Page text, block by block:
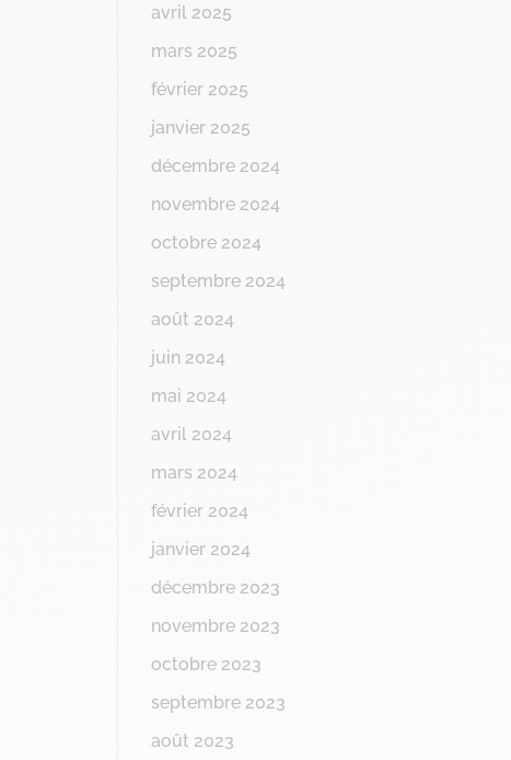
avril 2025
mars 2025
février 2025
janvier 2025
décembre 2024
novembre 2024
octobre 2024
septembre 2024
août 2024
juin 2024
mai 2024
avril 2024
mars 2024
février 2024
janvier 2024
décembre 2023
novembre 2023
octobre 2023
septembre 2023
août 2023